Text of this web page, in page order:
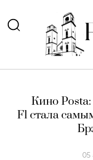
Кино
F1 стала
05